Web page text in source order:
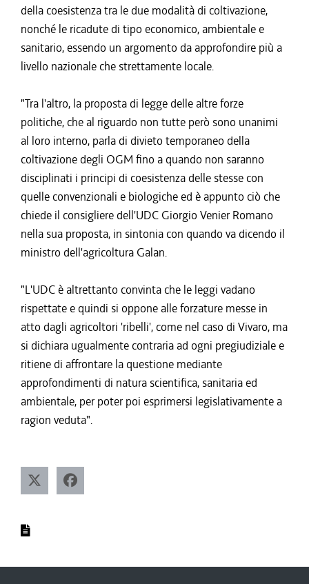
della coesistenza tra le due modalità di coltivazione,
nonché le ricadute di tipo economico, ambientale e
sanitario, essendo un argomento da approfondire più a
livello nazionale che strettamente locale.
"Tra l'altro, la proposta di legge delle altre forze
politiche, che al riguardo non tutte però sono unanimi
al loro interno, parla di divieto temporaneo della
coltivazione degli OGM fino a quando non saranno
disciplinati i principi di coesistenza delle stesse con
quelle convenzionali e biologiche ed è appunto ciò che
chiede il consigliere dell'UDC Giorgio Venier Romano
nella sua proposta, in sintonia con quando va dicendo il
ministro dell'agricoltura Galan.
"L'UDC è altrettanto convinta che le leggi vadano
rispettate e quindi si oppone alle forzature messe in
atto dagli agricoltori 'ribelli', come nel caso di Vivaro, ma
si dichiara ugualmente contraria ad ogni pregiudiziale e
ritiene di affrontare la questione mediante
approfondimenti di natura scientifica, sanitaria ed
ambientale, per poter poi esprimersi legislativamente a
ragion veduta".